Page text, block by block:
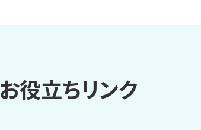
お役立ちリンク